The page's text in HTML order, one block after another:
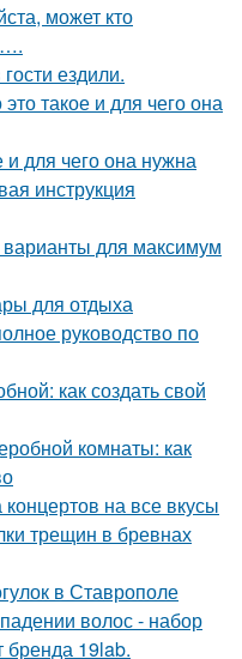
может кто
….
ездили.
такое и для чего она
и для чего она нужна
инструкция
варианты для максимум
для отдыха
руководство по
как создать свой
комнаты: как
на все вкусы
трещин в бревнах
в Ставрополе
волос - набор
бренда 19lab.